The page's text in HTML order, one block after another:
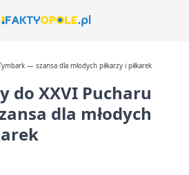
— szansa dla młodych piłkarzy i piłkarek
do XXVI Pucharu
dla młodych